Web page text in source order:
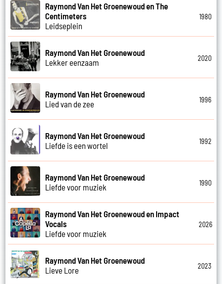
Raymond Van Het Groenewoud en The
Centimeters
Leidseplein
1980
Raymond Van Het Groenewoud
Lekker eenzaam
2020
Raymond Van Het Groenewoud
Lied van de zee
1996
Raymond Van Het Groenewoud
Liefde is een wortel
1992
Raymond Van Het Groenewoud
Liefde voor muziek
1990
Raymond Van Het Groenewoud en Impact
Vocals
Liefde voor muziek
2026
Raymond Van Het Groenewoud
Lieve Lore
2023